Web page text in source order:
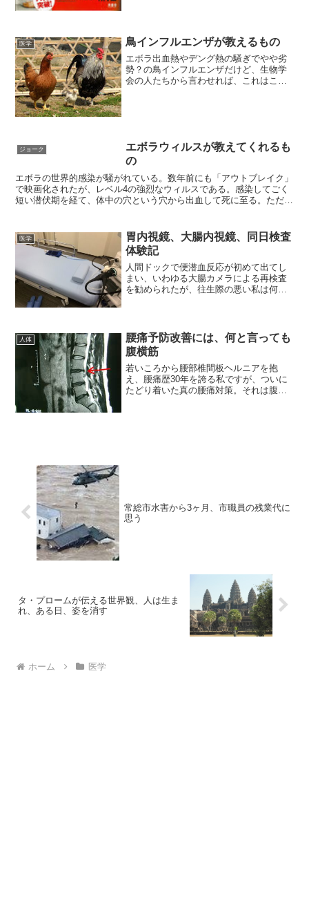
医学 鳥インフルエンザが教えるもの
エボラ出血熱やデング熱の騒ぎでやや劣
勢？の鳥インフルエンザだけど、生物学
会の人たちから言わせれば、これはこれ
ジョーク
エボラウィルスが教えてくれるも
の
エボラの世界的感染が騒がれている。数年前にも「アウトブレイク」
で映画化されたが、レベル4の強烈なウィルスである。感染してごく
短い潜伏期を経て、体中の穴という穴から出血して死に至る。ただ、
医学
胃内視鏡、大腸内視鏡、同日検査
体験記
人間ドックで便潜血反応が初めて出てし
まい、いわゆる大腸カメラによる再検査
を勧められたが、往生際の悪い私は何と
声に縋った。・・・のだが
人体
腰痛予防改善には、何と言っても
腹横筋
若いころから腰部椎間板ヘルニアを抱
え、腰痛歴30年を誇る私ですが、ついに
たどり着いた真の腰痛対策。それは腹横
常総市水害から3ヶ月、市職員の残業代に
思う
タ・プロームが伝える世界観、人は生ま
れ、ある日、姿を消す
ホーム 医学